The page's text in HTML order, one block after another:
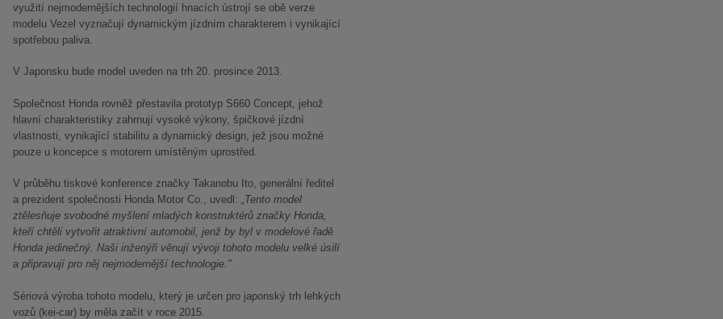
využití nejmodernějších technologií hnacích ústrojí se obě verze
modelu Vezel vyznačují dynamickým jízdním charakterem i vynikající
spotřebou paliva.
V Japonsku bude model uveden na trh 20. prosince 2013.
Společnost Honda rovněž přestavila prototyp S660 Concept, jehož
hlavní charakteristiky zahrnují vysoké výkony, špičkové jízdní
vlastnosti, vynikající stabilitu a dynamický design, jež jsou možné
pouze u koncepce s motorem umístěným uprostřed.
V průběhu tiskové konference značky Takanobu Ito, generální ředitel
a prezident společnosti Honda Motor Co., uvedl:„Tento model
ztělesňuje svobodné myšlení mladých konstruktérů značky Honda,
kteří chtěli vytvořit atraktivní automobil, jenž by byl v modelové řadě
Honda jedinečný. Naši inženýři věnují vývoji tohoto modelu velké úsilí
a připravují pro něj nejmodernější technologie."
Sériová výroba tohoto modelu, který je určen pro japonský trh lehkých
vozů (kei-car) by měla začít v roce 2015.